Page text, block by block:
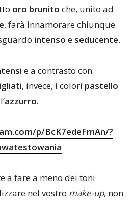
oro brunito che, unito ad
, farà innamorare chiunque
intenso e seducente.
e a contrasto con
, invece, i colori pastello
azzurro.
p/BcK7edeFmAn/?
a fare a meno dei toni
nel vostro make-up, non